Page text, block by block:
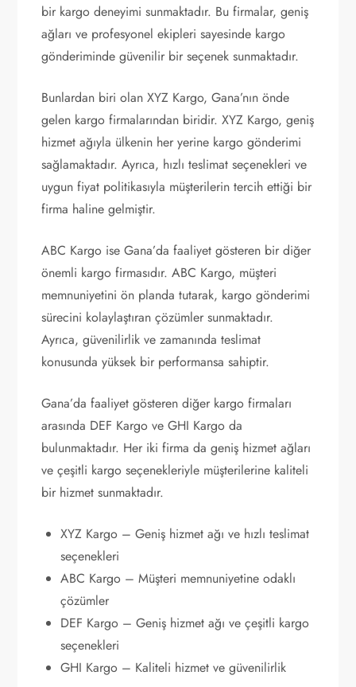
bir kargo deneyimi sunmaktadır. Bu firmalar, geniş
ağları ve profesyonel ekipleri sayesinde kargo
gönderiminde güvenilir bir seçenek sunmaktadır.
Bunlardan biri olan XYZ Kargo, Gana’nın önde
gelen kargo firmalarından biridir. XYZ Kargo, geniş
hizmet ağıyla ülkenin her yerine kargo gönderimi
sağlamaktadır. Ayrıca, hızlı teslimat seçenekleri ve
uygun fiyat politikasıyla müşterilerin tercih ettiği bir
firma haline gelmiştir.
ABC Kargo ise Gana’da faaliyet gösteren bir diğer
önemli kargo firmasıdır. ABC Kargo, müşteri
memnuniyetini ön planda tutarak, kargo gönderimi
sürecini kolaylaştıran çözümler sunmaktadır.
Ayrıca, güvenilirlik ve zamanında teslimat
konusunda yüksek bir performansa sahiptir.
Gana’da faaliyet gösteren diğer kargo firmaları
arasında DEF Kargo ve GHI Kargo da
bulunmaktadır. Her iki firma da geniş hizmet ağları
ve çeşitli kargo seçenekleriyle müşterilerine kaliteli
bir hizmet sunmaktadır.
XYZ Kargo – Geniş hizmet ağı ve hızlı teslimat
seçenekleri
ABC Kargo – Müşteri memnuniyetine odaklı
çözümler
DEF Kargo – Geniş hizmet ağı ve çeşitli kargo
seçenekleri
GHI Kargo – Kaliteli hizmet ve güvenilirlik